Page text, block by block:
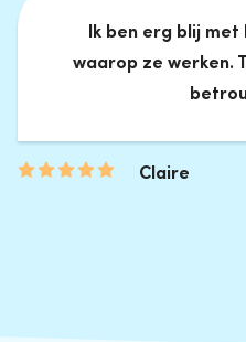
Ik ben erg blij met
waarop ze werken.
Claire